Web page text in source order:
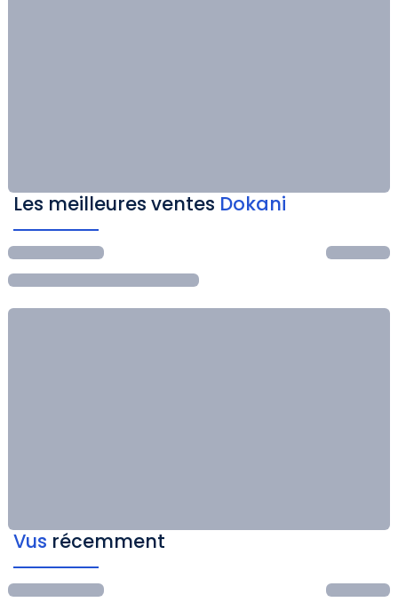
Les meilleures ventes Dokani
Vus récemment